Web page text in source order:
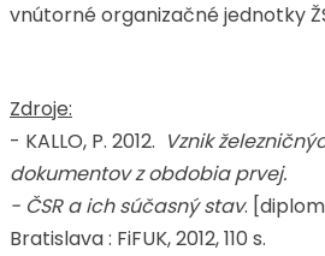
vnútorné organizačné jednotky
Zdroje:
- KALLO, P. 2012. Vznik
dokumentov z obdobia prvej.
- ČSR a ich súčasný stav.
Bratislava : FiFUK, 2012, 110 s.